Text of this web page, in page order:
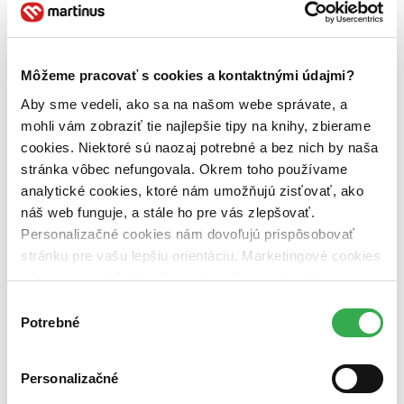
Môžeme pracovať s cookies a kontaktnými údajmi?
Aby sme vedeli, ako sa na našom webe správate, a
mohli vám zobraziť tie najlepšie tipy na knihy, zbierame
cookies. Niektoré sú naozaj potrebné a bez nich by naša
stránka vôbec nefungovala. Okrem toho používame
analytické cookies, ktoré nám umožňujú zisťovať, ako
náš web funguje, a stále ho pre vás zlepšovať.
Personalizačné cookies nám dovoľujú prispôsobovať
stránku pre vašu lepšiu orientáciu. Marketingové cookies
nám zas umožňujú zobrazenie relevantnej reklamy.
nám pomohlo, keby sme mohli používať všetky tieto
súhlasu
Potrebné
Personalizačné
priveľmi skromné a nechal knižnicu postaviť za zlaté rezervy, ktorá
Pre krásne a jedinečné knižnice netreba cestovať ďaleko. Jedna taká
sa nachádza aj u našich západných susedov. V tejto rakúskej
knižnici boli všetky knihy previazané do bielych väzieb, aby sa
hodili k ostatnému interiéru.
3.Bibliothèque Sainte-Geneviève, Paris, France
Táto knižnica bola skonštruovaná v polovici 19. storočia, vďaka
4. Strahovská knihovna, Strahovský klášter, Praha,